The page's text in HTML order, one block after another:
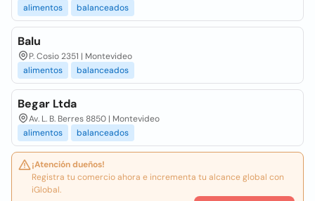
alimentos
balanceados
Balu
P. Cosio 2351 | Montevideo
alimentos
balanceados
Begar Ltda
Av. L. B. Berres 8850 | Montevideo
alimentos
balanceados
¡Atención dueños!
Registra tu comercio ahora e incrementa tu alcance global con
iGlobal.